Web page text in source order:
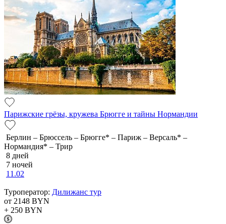
Парижские грёзы, кружева Брюгге и тайны Нормандии
Берлин – Брюссель – Брюгге* – Париж – Версаль* –
Нормандия* – Трир
8 дней
7 ночей
11.02
Туроператор: Дилижанс тур
от 2148 BYN
+ 250 BYN